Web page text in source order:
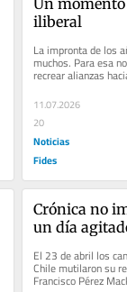
iliberal
‎La impronta de los
muchos. Para esa
recrear alianzas
11.07.2026
20
Noticias
Fides
Crónica no
un día
El 23 de abril los
Chile mutilaron su
Francisco Pérez